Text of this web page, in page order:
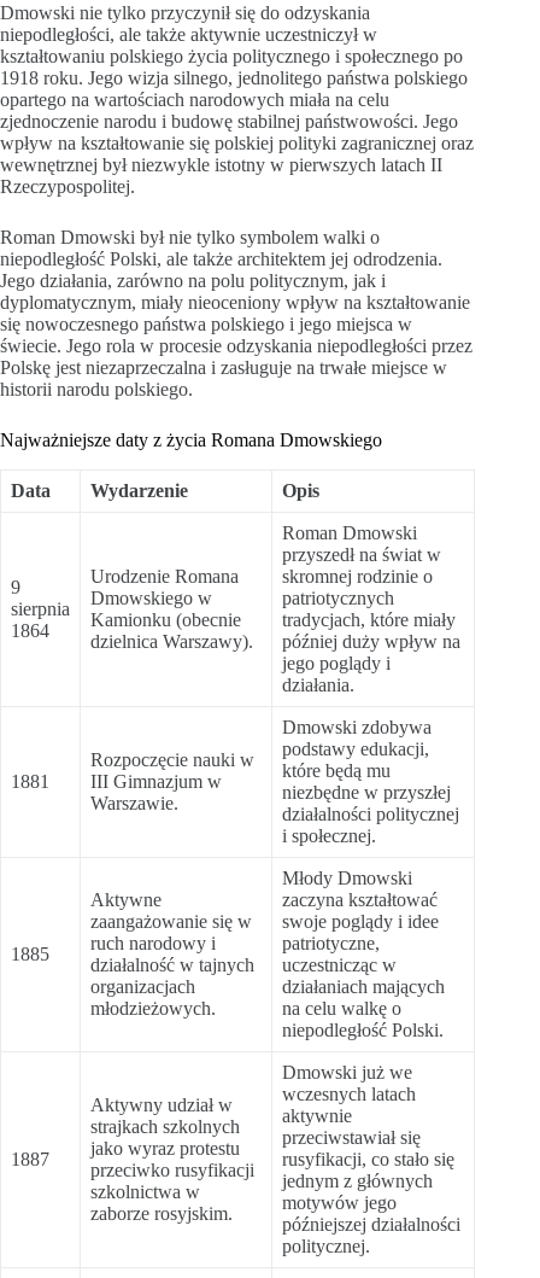
Dmowski nie tylko przyczynił się do odzyskania
niepodległości, ale także aktywnie uczestniczył w
kształtowaniu polskiego życia politycznego i społecznego po
1918 roku. Jego wizja silnego, jednolitego państwa polskiego
opartego na wartościach narodowych miała na celu
zjednoczenie narodu i budowę stabilnej państwowości. Jego
wpływ na kształtowanie się polskiej polityki zagranicznej oraz
wewnętrznej był niezwykle istotny w pierwszych latach II
Rzeczypospolitej.
Roman Dmowski był nie tylko symbolem walki o
niepodległość Polski, ale także architektem jej odrodzenia.
Jego działania, zarówno na polu politycznym, jak i
dyplomatycznym, miały nieoceniony wpływ na kształtowanie
się nowoczesnego państwa polskiego i jego miejsca w
świecie. Jego rola w procesie odzyskania niepodległości przez
Polskę jest niezaprzeczalna i zasługuje na trwałe miejsce w
historii narodu polskiego.
Najważniejsze daty z życia Romana Dmowskiego
Data Wydarzenie Opis
9
sierpnia
1864
Urodzenie Romana
Dmowskiego w
Kamionku (obecnie
dzielnica Warszawy).
Roman Dmowski
przyszedł na świat w
skromnej rodzinie o
patriotycznych
tradycjach, które miały
później duży wpływ na
jego poglądy i
działania.
1881
Rozpoczęcie nauki w
III Gimnazjum w
Warszawie.
Dmowski zdobywa
podstawy edukacji,
które będą mu
niezbędne w przyszłej
działalności politycznej
i społecznej.
1885
Aktywne
zaangażowanie się w
ruch narodowy i
działalność w tajnych
organizacjach
młodzieżowych.
Młody Dmowski
zaczyna kształtować
swoje poglądy i idee
patriotyczne,
uczestnicząc w
działaniach mających
na celu walkę o
niepodległość Polski.
1887
Aktywny udział w
strajkach szkolnych
jako wyraz protestu
przeciwko rusyfikacji
szkolnictwa w
zaborze rosyjskim.
Dmowski już we
wczesnych latach
aktywnie
przeciwstawiał się
rusyfikacji, co stało się
jednym z głównych
motywów jego
późniejszej działalności
politycznej.